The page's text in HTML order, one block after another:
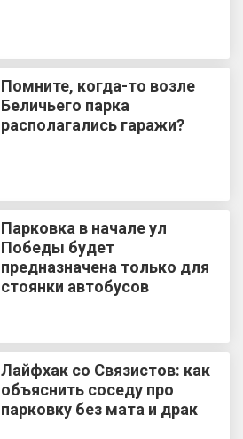
Помните, когда-то возле
Беличьего парка
располагались гаражи?
Парковка в начале ул
Победы будет
предназначена только для
стоянки автобусов
Лайфхак со Связистов: как
объяснить соседу про
парковку без мата и драк